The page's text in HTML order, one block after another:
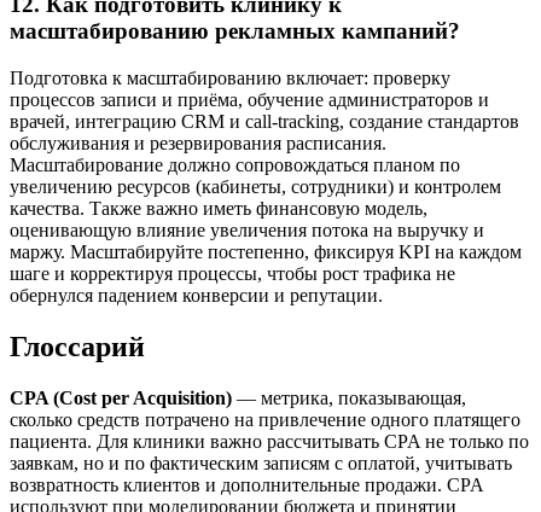
масштабированию рекламных кампаний?
Подготовка к масштабированию включает: проверку
процессов записи и приёма, обучение администраторов и
врачей, интеграцию CRM и call-tracking, создание стандартов
обслуживания и резервирования расписания.
Масштабирование должно сопровождаться планом по
увеличению ресурсов (кабинеты, сотрудники) и контролем
качества. Также важно иметь финансовую модель,
оценивающую влияние увеличения потока на выручку и
маржу. Масштабируйте постепенно, фиксируя KPI на каждом
шаге и корректируя процессы, чтобы рост трафика не
обернулся падением конверсии и репутации.
Глоссарий
CPA (Cost per Acquisition) — метрика, показывающая,
сколько средств потрачено на привлечение одного платящего
пациента. Для клиники важно рассчитывать CPA не только по
заявкам, но и по фактическим записям с оплатой, учитывать
возвратность клиентов и дополнительные продажи. CPA
используют при моделировании бюджета и принятии